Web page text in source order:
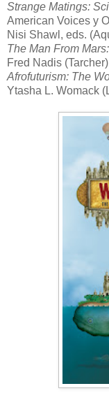
Strange Matings:
American Voices y
Nisi Shawl, eds.
The Man From
Fred Nadis (Tarcher)
Afrofuturism: The
Ytasha L. Womack